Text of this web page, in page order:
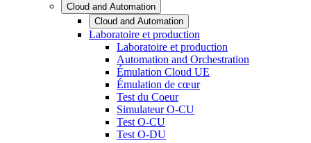
Cloud and Automation
Cloud and Automation
Laboratoire et production
Laboratoire et production
Automation and Orchestration
Émulation Cloud UE
Émulation de cœur
Test du Coeur
Simulateur O-CU
Test O-CU
Test O-DU